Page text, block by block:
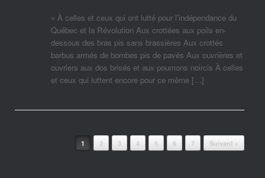
« À celles et ceux qui ont lutté pour l’indépendance du
Québec et la Révolution Aux crottées aux poils en-
dessous des bras pis sans brassières Aux crottés
barbus armés de bombes pis de pavés Aux ouvrières et
ouvriers aux dos brisés et aux poumons noircis À celles
et ceux qui luttent encore pour ce même […]
1 2 3 4 5 6 7 Suivant »